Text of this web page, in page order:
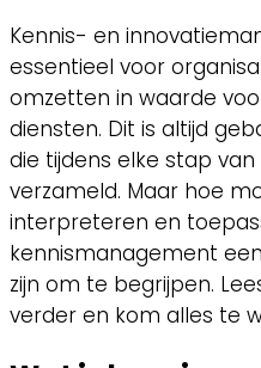
Kennis- en
essentieel voor
omzetten in waarde
diensten. Dit is altijd
die tijdens elke stap
verzameld. Maar hoe
interpreteren en
kennismanagement
zijn om te begrijpen.
verder en kom alles te